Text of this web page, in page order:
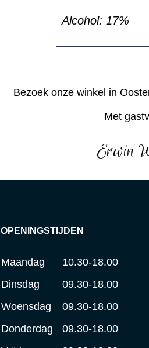
Alcohol: 17%
Bezoek onze winkel in
Met
Erwin
OPENINGSTIJDEN
Maandag
10.30-18.00
Dinsdag
09.30-18.00
Woensdag
09.30-18.00
Donderdag
09.30-18.00